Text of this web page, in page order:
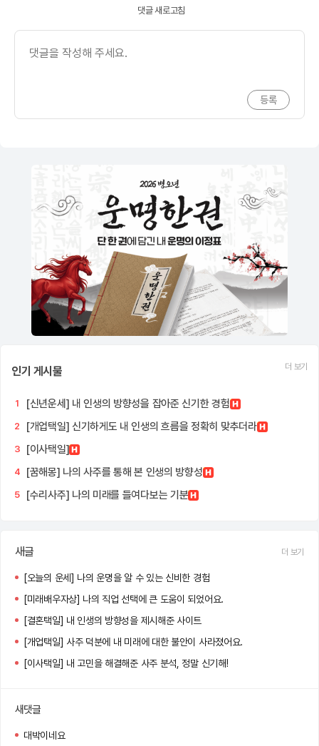
댓글 새로고침
인기 게시물 더 보기
1 [신년운세] 내 인생의 방향성을 잡아준 신기한 경험
2 [개업택일] 신기하게도 내 인생의 흐름을 정확히 맞추더라
3 [이사택일]
4 [꿈해몽] 나의 사주를 통해 본 인생의 방향성
5 [수리사주] 나의 미래를 들여다보는 기분
새글 더 보기
[오늘의 운세] 나의 운명을 알 수 있는 신비한 경험
[미래배우자상] 나의 직업 선택에 큰 도움이 되었어요.
[결혼택일] 내 인생의 방향성을 제시해준 사이트
[개업택일] 사주 덕분에 내 미래에 대한 불안이 사라졌어요.
[이사택일] 내 고민을 해결해준 사주 분석, 정말 신기해!
새댓글
대박이네요